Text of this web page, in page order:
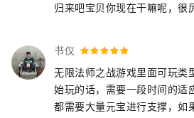
归来吧宝贝你现在干嘛呢，很
书仪
无限法师之战游戏里面可玩类
始玩的话，需要一段时间的适
都需要大量元宝进行支撑，如